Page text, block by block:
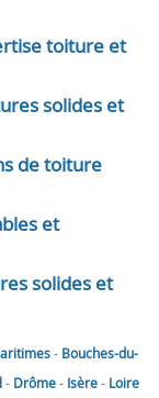
toiture et
solides et
de toiture
et
solides et
- Bouches-du-
- Drôme- Isère- Loire